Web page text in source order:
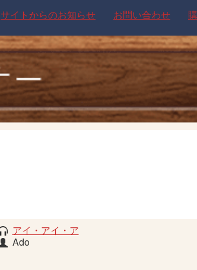
サイトからのお知らせ お問い合わせ
アイ・アイ・ア
Ado